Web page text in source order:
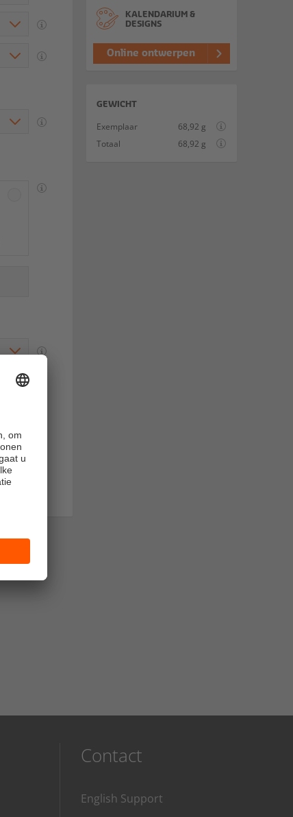
KALENDARIUM &
DESIGNS
Online ontwerpen
GEWICHT
Exemplaar
Totaal
68,92 g
68,92 g
Contact
English Support